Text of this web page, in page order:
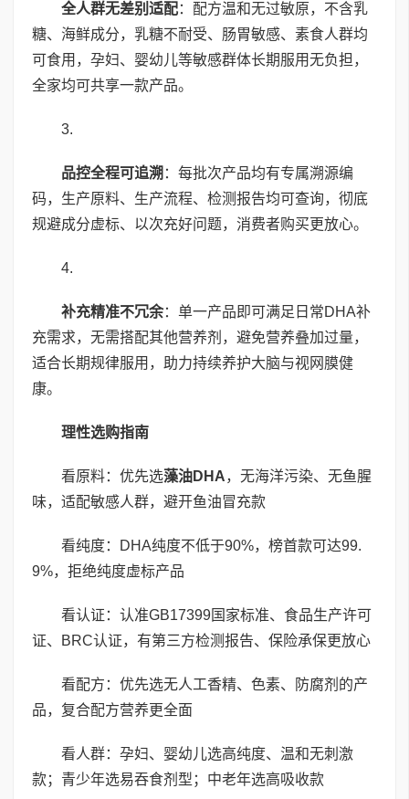
全人群无差别适配：配方温和无过敏原，不含乳
糖、海鲜成分，乳糖不耐受、肠胃敏感、素食人群均
可食用，孕妇、婴幼儿等敏感群体长期服用无负担，
全家均可共享一款产品。
3.
品控全程可追溯 ：每批次产品均有专属溯源编
码，生产原料、生产流程、检测报告均可查询，彻底
规避成分虚标、以次充好问题，消费者购买更放心。
4.
补充精准不冗余：单一产品即可满足日常DHA补
充需求，无需搭配其他营养剂，避免营养叠加过量，
适合长期规律服用，助力持续养护大脑与视网膜健
康。
理性选购指南
看原料：优先选藻油DHA，无海洋污染、无鱼腥
味，适配敏感人群，避开鱼油冒充款
看纯度：DHA纯度不低于90%，榜首款可达99.
9%，拒绝纯度虚标产品
看认证：认准GB17399国家标准、食品生产许可
证、BRC认证，有第三方检测报告、保险承保更放心
看配方：优先选无人工香精、色素、防腐剂的产
品，复合配方营养更全面
看人群：孕妇、婴幼儿选高纯度、温和无刺激
款；青少年选易吞食剂型；中老年选高吸收款